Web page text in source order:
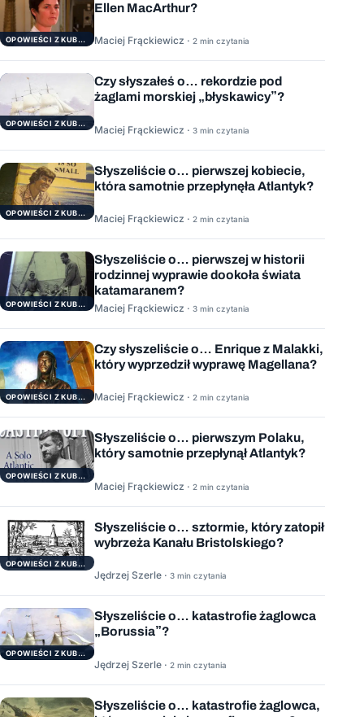
OPOWIEŚCI Z KUBRYKU
Ellen MacArthur?
Maciej Frąckiewicz · 2 min czytania
OPOWIEŚCI Z KUBRYKU
Czy słyszałeś o… rekordzie pod
żaglami morskiej „błyskawicy”?
Maciej Frąckiewicz · 3 min czytania
OPOWIEŚCI Z KUBRYKU
Słyszeliście o… pierwszej kobiecie,
która samotnie przepłynęła Atlantyk?
Maciej Frąckiewicz · 2 min czytania
OPOWIEŚCI Z KUBRYKU
Słyszeliście o… pierwszej w historii
rodzinnej wyprawie dookoła świata
katamaranem?
Maciej Frąckiewicz · 3 min czytania
OPOWIEŚCI Z KUBRYKU
Czy słyszeliście o… Enrique z Malakki,
który wyprzedził wyprawę Magellana?
Maciej Frąckiewicz · 2 min czytania
OPOWIEŚCI Z KUBRYKU
Słyszeliście o… pierwszym Polaku,
który samotnie przepłynął Atlantyk?
Maciej Frąckiewicz · 2 min czytania
OPOWIEŚCI Z KUBRYKU
Słyszeliście o… sztormie, który zatopił
wybrzeża Kanału Bristolskiego?
Jędrzej Szerle · 3 min czytania
OPOWIEŚCI Z KUBRYKU
Słyszeliście o… katastrofie żaglowca
„Borussia”?
Jędrzej Szerle · 2 min czytania
Słyszeliście o… katastrofie żaglowca,